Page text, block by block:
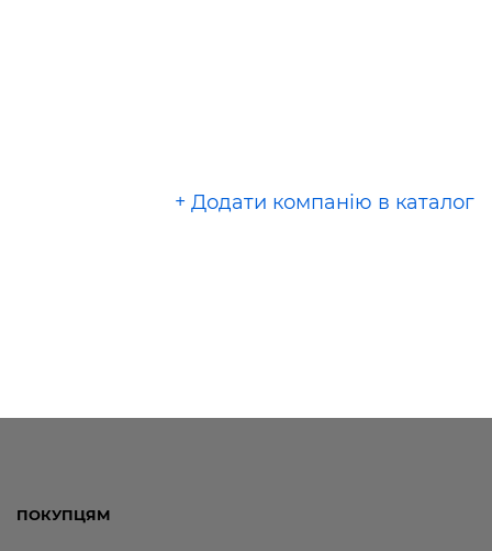
+ Додати компанію в каталог
ПОКУПЦЯМ